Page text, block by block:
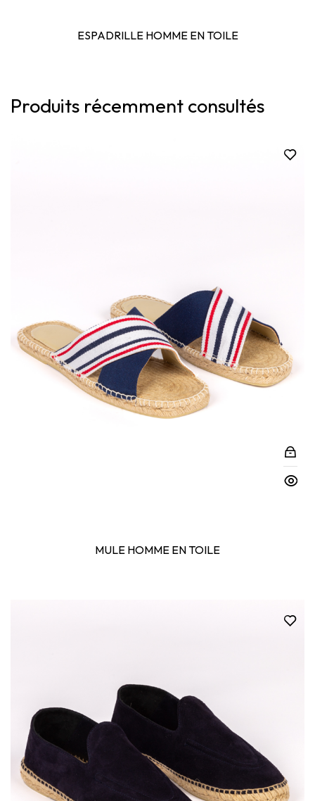
ESPADRILLE HOMME EN TOILE
Produits récemment consultés
MULE HOMME EN TOILE